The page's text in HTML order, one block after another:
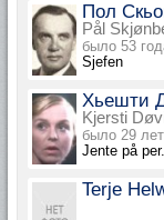
Пол
Pål
было 53
Sjefen
Хьешти
Kjersti
было 29 лет
Jente på
Terje